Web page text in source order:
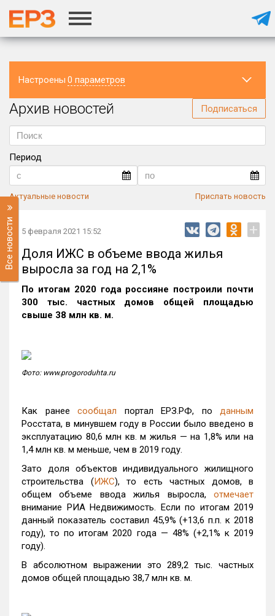
Настроены 0 параметров
Регион
Архив новостей Подписаться
Период
Актуальные новости Прислать новость
Все новости 5 февраля 2021 15:52 +
Доля ИЖС в объеме ввода жилья
выросла за год на 2,1%
По итогам 2020 года россияне построили почти
300 тыс. частных домов общей площадью
свыше 38 млн кв. м.
Фото: www.progoroduhta.ru
Как ранее сообщал портал ЕРЗ.РФ, по данным
Росстата, в минувшем году в России было введено в
эксплуатацию 80,6 млн кв. м жилья — на 1,8% или на
1,4 млн кв. м меньше, чем в 2019 году.
Зато доля объектов индивидуального жилищного
строительства (ИЖС), то есть частных домов, в
общем объеме ввода жилья выросла, отмечает
внимание РИА Недвижимость. Если по итогам 2019
данный показатель составил 45,9% (+13,6 п.п. к 2018
году), то по итогам 2020 года — 48% (+2,1% к 2019
году).
В абсолютном выражении это 289,2 тыс. частных
домов общей площадью 38,7 млн кв. м.